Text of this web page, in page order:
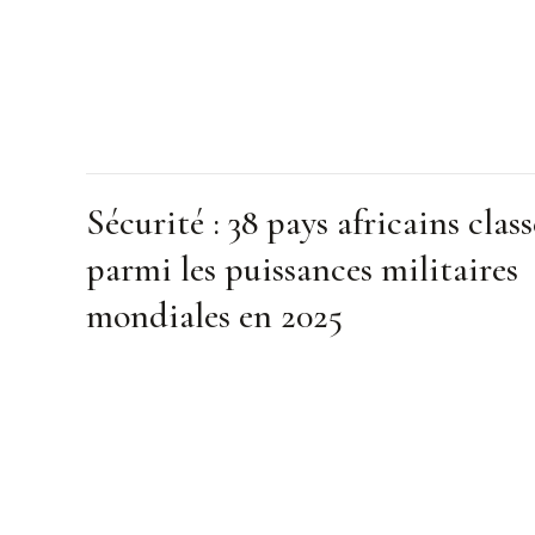
Sécurité : 38 pays africains
parmi les puissances militaires
mondiales en 2025